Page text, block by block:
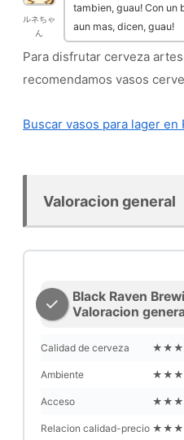
ルネちゃ
ん
tambien, guau! Con un
aun mas, dicen, guau!
Para disfrutar cerveza
recomendamos vasos
Buscar vasos para lager en
Valoracion general
Black Raven
Valoracion
Calidad de cerveza
Ambiente
Acceso
Relacion calidad-precio